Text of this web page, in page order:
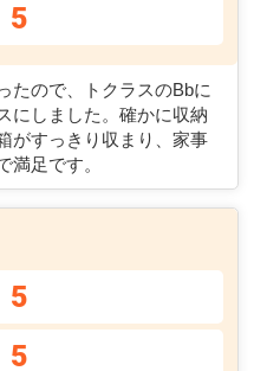
5
たので、トクラスのBbに
にしました。確かに収納
がすっきり収まり、家事
満足です。
5
5